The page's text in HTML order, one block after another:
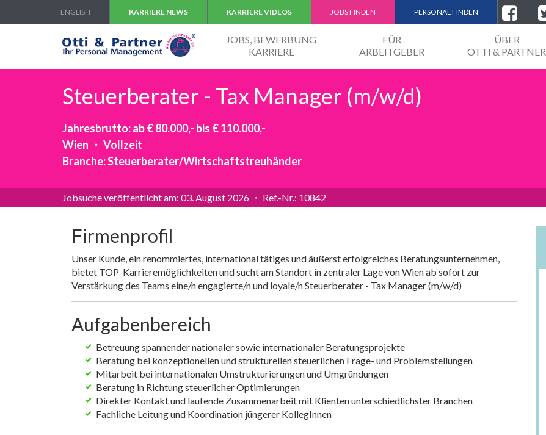
ENGLISH KARRIERE NEWS KARRIERE VIDEOS JOBS FINDEN PERSONAL FINDEN
JOBS, BEWERBUNG
KARRIERE
FÜR
ARBEITGEBER
ÜBER
OTTI & PARTNER
Steuerberater - Tax Manager (m/w/d)
Jahresbrutto: ab € 80.000,- bis € 110.000,-
Wien ・ Vollzeit
Branche: Steuerberater/Wirtschaftstreuhänder
Jobsuche veröffentlicht am: 03. August 2026 ・ Ref.-Nr.: 10842
Firmenprofil
Unser Kunde, ein renommiertes, international tätiges und äußerst erfolgreiches Beratungsunternehmen,
bietet TOP-Karrieremöglichkeiten und sucht am Standort in zentraler Lage von Wien ab sofort zur
Verstärkung des Teams eine/n engagierte/n und loyale/n Steuerberater - Tax Manager (m/w/d)
Aufgabenbereich
Betreuung spannender nationaler sowie internationaler Beratungsprojekte
Beratung bei konzeptionellen und strukturellen steuerlichen Frage- und Problemstellungen
Mitarbeit bei internationalen Umstrukturierungen und Umgründungen
Beratung in Richtung steuerlicher Optimierungen
Direkter Kontakt und laufende Zusammenarbeit mit Klienten unterschiedlichster Branchen
Fachliche Leitung und Koordination jüngerer KollegInnen